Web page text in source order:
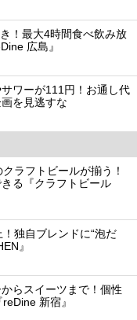
！最大4時間食べ飲み放
広島』
ワーが111円！お通し代
を見逃すな
ラフトビールが揃う！
る『クラフトビール
独自ブレンドに“泡だ
』
らスイーツまで！個性
新宿』